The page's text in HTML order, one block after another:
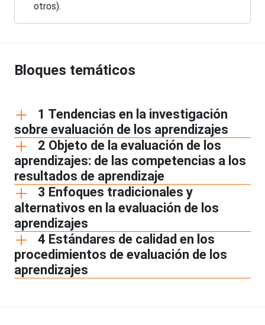
otros).
Bloques temáticos
1 Tendencias en la investigación
sobre evaluación de los aprendizajes
2 Objeto de la evaluación de los
aprendizajes: de las competencias a los
resultados de aprendizaje
3 Enfoques tradicionales y
alternativos en la evaluación de los
aprendizajes
4 Estándares de calidad en los
procedimientos de evaluación de los
aprendizajes